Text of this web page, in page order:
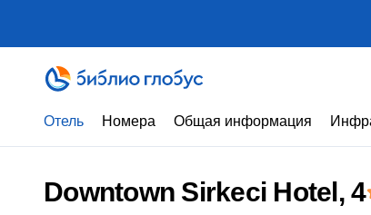
Отель Номера Общая информация
Downtown Sirkeci Hotel, 4